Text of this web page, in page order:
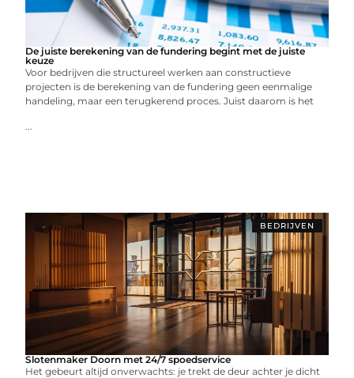
De juiste berekening van de fundering begint met de juiste
keuze
Voor bedrijven die structureel werken aan constructieve
projecten is de berekening van de fundering geen eenmalige
handeling, maar een terugkerend proces. Juist daarom is het
...
BEDRIJVEN
Slotenmaker Doorn met 24/7 spoedservice
Het gebeurt altijd onverwachts: je trekt de deur achter je dicht